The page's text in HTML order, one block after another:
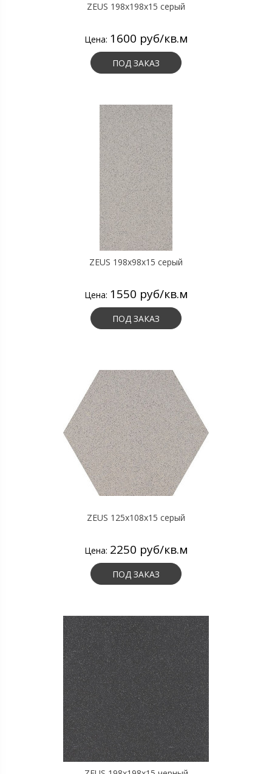
ZEUS 198x198x15 серый
Цена: 1600 руб/кв.м
ПОД ЗАКАЗ
ZEUS 198x98x15 серый
Цена: 1550 руб/кв.м
ПОД ЗАКАЗ
ZEUS 125x108x15 серый
Цена: 2250 руб/кв.м
ПОД ЗАКАЗ